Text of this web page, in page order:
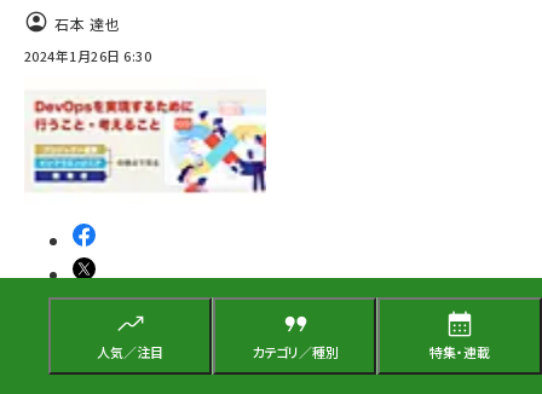
人気／注目 カテゴリ／種別 特集・連載
石本 達也
2024年1月26日 6:30
設計／手法／テスト